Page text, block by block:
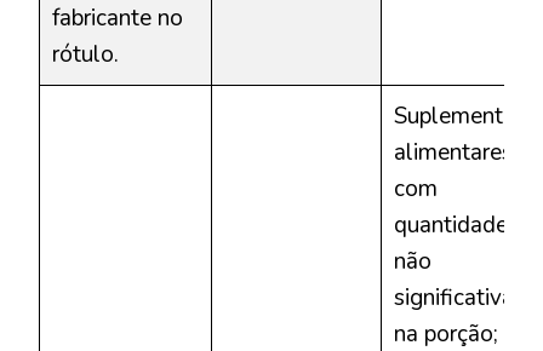
fabricante no
rótulo.
Suplementos
alimentares:
com
quantidades
não
significativas
na porção;